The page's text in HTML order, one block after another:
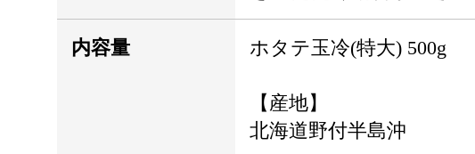
内容量 ホタテ玉冷(特大) 500g
【産地】
北海道野付半島沖